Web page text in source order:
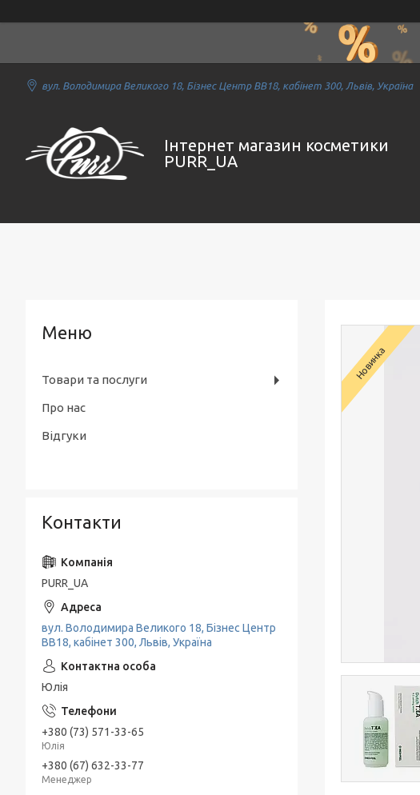
вул. Володимира Великого 18, Бізнес Центр ВВ18, кабінет 300, Львів, Україна
Інтернет магазин косметики
PURR_UA
Новинка
Товари та послуги
Про нас
Відгуки
Контакти
PURR_UA
вул. Володимира Великого 18, Бізнес Центр
ВВ18, кабінет 300, Львів, Україна
Юлія
+380 (73) 571-33-65
Юлія
+380 (67) 632-33-77
Менеджер